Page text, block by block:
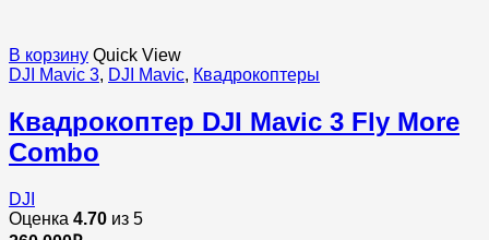
В корзину Quick View
DJI Mavic 3, DJI Mavic, Квадрокоптеры
Квадрокоптер DJI Mavic 3 Fly More
Combo
DJI
Оценка 4.70 из 5